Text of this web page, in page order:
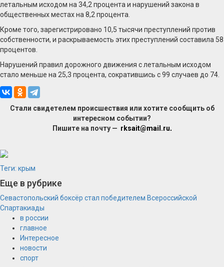
летальным исходом на 34,2 процента и нарушений закона в
общественных местах на 8,2 процента.
Кроме того, зарегистрировано 10,5 тысячи преступлений против
собственности, и раскрываемость этих преступлений составила 58
процентов.
Нарушений правил дорожного движения с летальным исходом
стало меньше на 25,3 процента, сократившись с 99 случаев до 74.
Стали свидетелем происшествия или хотите сообщить об
интересном событии?
Пишите на почту — rksait@mail.ru.
Теги: крым
Еще в рубрике
Севастопольский боксёр стал победителем Всероссийской
Спартакиады
в россии
главное
Интересное
новости
спорт